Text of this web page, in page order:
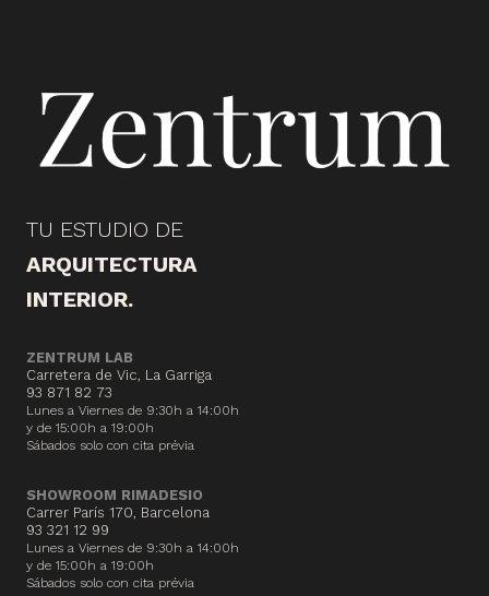
TU ESTUDIO DE
ARQUITECTURA
INTERIOR.
ZENTRUM LAB
Carretera de Vic, La Garriga
93 871 82 73
Lunes a Viernes de 9:30h a 14:00h
y de 15:00h a 19:00h
Sábados solo con cita prévia
SHOWROOM RIMADESIO
Carrer París 170, Barcelona
93 321 12 99
Lunes a Viernes de 9:30h a 14:00h
y de 15:00h a 19:00h
Sábados solo con cita prévia